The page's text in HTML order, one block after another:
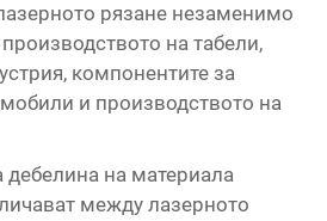
рязане незаменимо
на табели,
компонентите за
и производството на
на материала
между лазерното